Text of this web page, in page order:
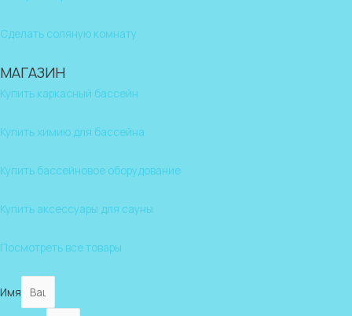
Сделать соляную комнату
МАГАЗИН
Купить каркасный бассейн
Купить химию для бассейна
Купить бассейновое оборудование
Купить аксессуары для сауны
Посмотреть все товары
Имя